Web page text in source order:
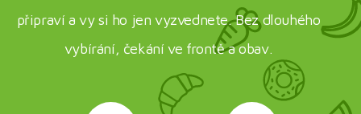
připraví a vy si ho jen vyzvednete. Bez dlouhého
vybírání, čekání ve frontě a obav.